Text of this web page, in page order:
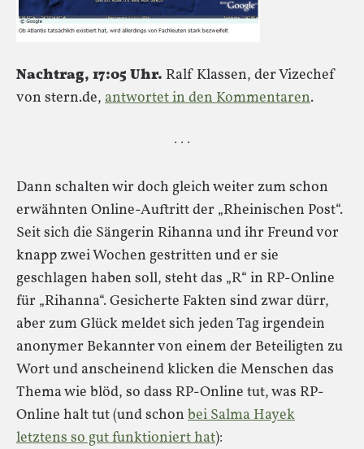
Nachtrag, 17:05 Uhr. Ralf Klassen, der Vizechef
von stern.de, antwortet in den Kommentaren.
· · ·
Dann schalten wir doch gleich weiter zum schon
erwähnten Online-Auftritt der „Rheinischen Post“.
Seit sich die Sängerin Rihanna und ihr Freund vor
knapp zwei Wochen gestritten und er sie
geschlagen haben soll, steht das „R“ in RP-Online
für „Rihanna“. Gesicherte Fakten sind zwar dürr,
aber zum Glück meldet sich jeden Tag irgendein
anonymer Bekannter von einem der Beteiligten zu
Wort und anscheinend klicken die Menschen das
Thema wie blöd, so dass RP-Online tut, was RP-
Online halt tut (und schon bei Salma Hayek
letztens so gut funktioniert hat):